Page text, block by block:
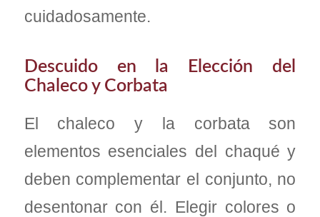
cuidadosamente.
Descuido en la Elección del
Chaleco y Corbata
El chaleco y la corbata son
elementos esenciales del chaqué y
deben complementar el conjunto, no
desentonar con él. Elegir colores o